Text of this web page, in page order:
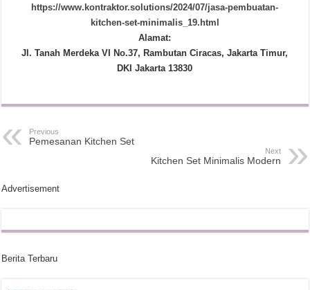
https://www.kontraktor.solutions/2024/07/jasa-pembuatan-
kitchen-set-minimalis_19.html
Alamat:
Jl. Tanah Merdeka VI No.37, Rambutan Ciracas, Jakarta Timur,
DKI Jakarta 13830
Previous
Pemesanan Kitchen Set
Next
Kitchen Set Minimalis Modern
Advertisement
Berita Terbaru